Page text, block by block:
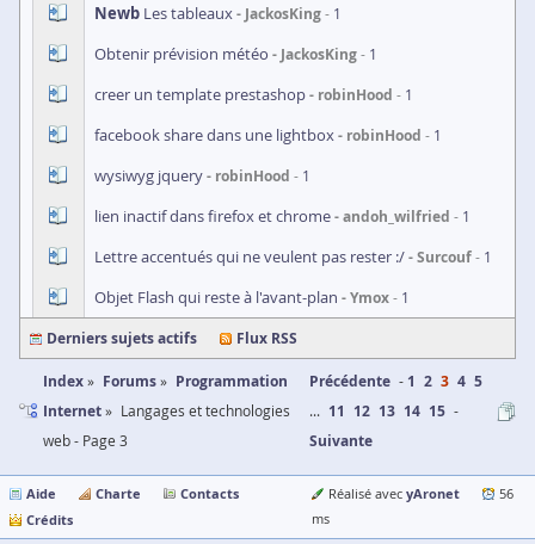
Newb Les tableaux JackosKing 1
Obtenir prévision météo JackosKing 1
creer un template prestashop robinHood 1
facebook share dans une lightbox robinHood 1
wysiwyg jquery robinHood 1
lien inactif dans firefox et chrome andoh_wilfried 1
Lettre accentués qui ne veulent pas rester :/ Surcouf 1
Objet Flash qui reste à l'avant-plan Ymox 1
Derniers sujets actifs Flux RSS
Index Forums
Programmation
Internet
Langages et technologies
web - Page 3
Précédente 1 2 3 4 5
... 11 12 13 14 15
Suivante
Aide Charte
Contacts
Crédits
Réalisé avec yAronet
56
ms